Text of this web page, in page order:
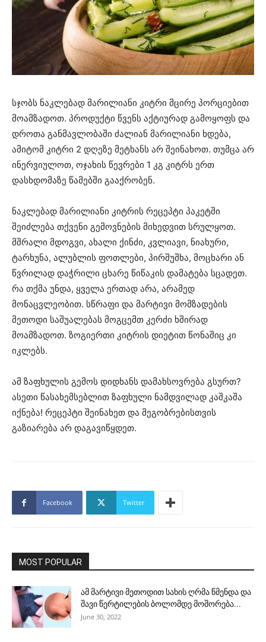
სჯობს ნაკლებად მარილიანი კიტრი მცირე პორციებით
მოამზადოთ. პროდუქტი წვენს აქტიურად გამოყოფს და
დროთა განმავლობაში ძალიან მარილიანი ხდება,
ამიტომ კიტრი 2 დღეზე მეტხანს არ შეინახოთ. თუმცა არ
ინერვიულოთ, ოჯახის წევრები 1 კგ კიტრს ერთ
დასხდომაზე წამებში გააქრობენ.
ნაკლებად მარილიანი კიტრის რეცეპტი პაკეტში
შეიძლება თქვენი გემოვნების მიხედვით სრულყოთ.
მშრალი მდოგვი, ახალი ქინძი, კვლიავი, ნიახური,
ტარხუნა, ალუბლის ფოთლები, პირშუშხა, მოცხარი ან
წვრილად დაჭრილი ცხარე წიწაკის დამატება სცადეთ.
რა თქმა უნდა, ყველა ერთად არა, არამედ
მონაცვლეობით. სწრაფი და მარტივი მომზადების
მეთოდი საშუალებას მოგცემთ კერძი ხშირად
მოამზადოთ. ზოგიერთი კიტრის დიეტით წონაშიც კი
იკლებს.
ამ ზაფხულის გემოს დიდხანს დამახსოვრება გსურთ?
ასეთი წასახემსებლით ზაფხული ნამდვილად კაშკაშა
იქნება! რეცეპტი შეინახეთ და მეგობრებისთვის
გაზიარება არ დაგავიწყდეთ.
Facebook Twitter
MOST POPULAR
ამ მარტივი მეთოდით სახის ღრმა წმენდა და
შავი წერტილების ბოლომდე მოშორება...
June 30, 2022